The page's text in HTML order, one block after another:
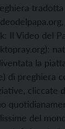
Il Video del
la
di preghiera
cliccate
del